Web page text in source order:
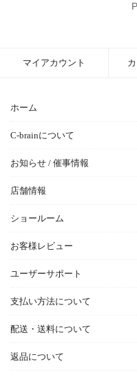
ホーム
C-brainについて
お知らせ / 催事情報
店舗情報
ショールーム
お客様レビュー
ユーザーサポート
支払い方法について
配送・送料について
返品について
マイアカウント